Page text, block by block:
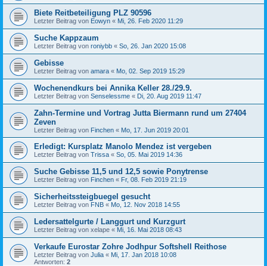
Biete Reitbeteiligung PLZ 90596
Letzter Beitrag von Eowyn « Mi, 26. Feb 2020 11:29
Suche Kappzaum
Letzter Beitrag von roniybb « So, 26. Jan 2020 15:08
Gebisse
Letzter Beitrag von amara « Mo, 02. Sep 2019 15:29
Wochenendkurs bei Annika Keller 28./29.9.
Letzter Beitrag von Senselessme « Di, 20. Aug 2019 11:47
Zahn-Termine und Vortrag Jutta Biermann rund um 27404
Zeven
Letzter Beitrag von Finchen « Mo, 17. Jun 2019 20:01
Erledigt: Kursplatz Manolo Mendez ist vergeben
Letzter Beitrag von Trissa « So, 05. Mai 2019 14:36
Suche Gebisse 11,5 und 12,5 sowie Ponytrense
Letzter Beitrag von Finchen « Fr, 08. Feb 2019 21:19
Sicherheitssteigbuegel gesucht
Letzter Beitrag von FNB « Mo, 12. Nov 2018 14:55
Ledersattelgurte / Langgurt und Kurzgurt
Letzter Beitrag von xelape « Mi, 16. Mai 2018 08:43
Verkaufe Eurostar Zohre Jodhpur Softshell Reithose
Letzter Beitrag von Julia « Mi, 17. Jan 2018 10:08
Antworten: 2